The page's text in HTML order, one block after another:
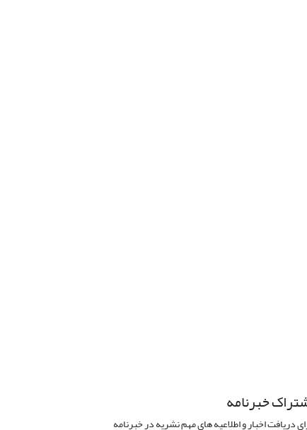
خبرنامه
دریافت اخبار و اطلاعیه های مهم نشریه در خبرنامه